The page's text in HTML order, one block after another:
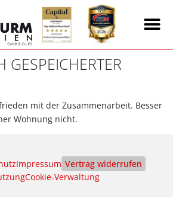
GESPEICHERTER
mit der Zusammenarbeit. Besser
Wohnung nicht.
Impressum Vertrag widerrufen
Cookie-Verwaltung